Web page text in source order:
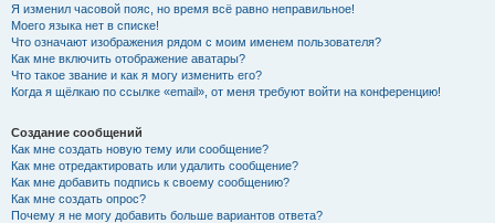
Я изменил часовой пояс, но время всё равно неправильное!
Моего языка нет в списке!
Что означают изображения рядом с моим именем пользователя?
Как мне включить отображение аватары?
Что такое звание и как я могу изменить его?
Когда я щёлкаю по ссылке «email», от меня требуют войти на конференцию!
Создание сообщений
Как мне создать новую тему или сообщение?
Как мне отредактировать или удалить сообщение?
Как мне добавить подпись к своему сообщению?
Как мне создать опрос?
Почему я не могу добавить больше вариантов ответа?